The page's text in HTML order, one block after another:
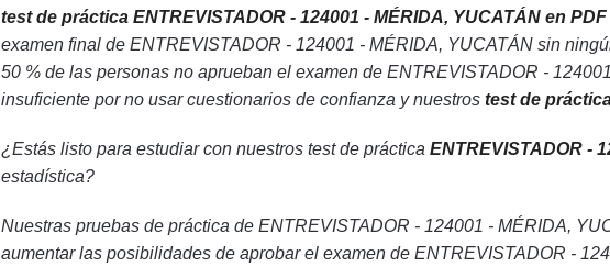
test de práctica ENTREVISTADOR - 124001 - MÉRIDA, YUCATÁN en PDF
examen final de ENTREVISTADOR - 124001 - MÉRIDA, YUCATÁN sin
50 % de las personas no aprueban el examen de ENTREVISTADOR -
insuficiente por no usar cuestionarios de confianza y nuestros test de
¿Estás listo para estudiar con nuestros test de práctica ENTREVISTADOR -
estadística?
Nuestras pruebas de práctica de ENTREVISTADOR - 124001 - MÉRIDA,
aumentar las posibilidades de aprobar el examen de ENTREVISTADOR -